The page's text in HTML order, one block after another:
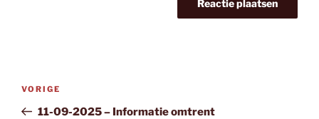
Vorig
bericht
VORIGE
11-09-2025 – Informatie omtrent